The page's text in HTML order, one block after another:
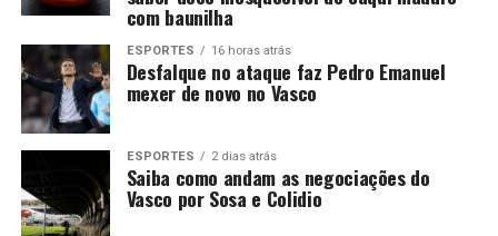
com baunilha
ESPORTES 16 horas atrás
Desfalque no ataque faz Pedro Emanuel
mexer de novo no Vasco
ESPORTES 2 dias atrás
Saiba como andam as negociações do
Vasco por Sosa e Colidio